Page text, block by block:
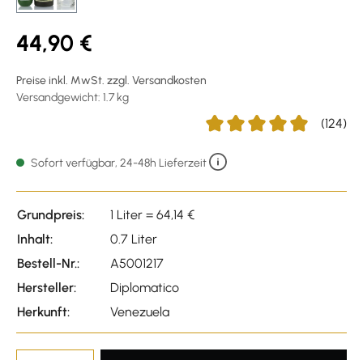
44,90 €
Preise inkl. MwSt. zzgl. Versandkosten
Versandgewicht: 1.7 kg
(124)
Sofort verfügbar, 24-48h Lieferzeit
Grundpreis:
1 Liter = 64,14 €
Inhalt:
0.7 Liter
Bestell-Nr.:
A5001217
Hersteller:
Diplomatico
Herkunft:
Venezuela